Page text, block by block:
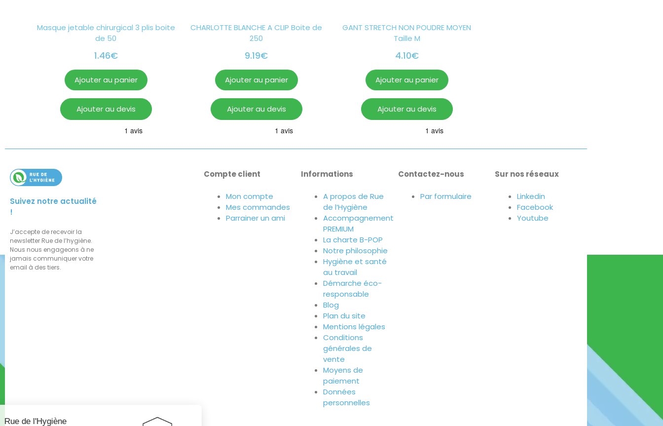
Masque jetable chirurgical 3 plis boite
de 50
1.46€
Ajouter au panier
Ajouter au devis
CHARLOTTE BLANCHE A CLIP Boite de
250
9.19€
Ajouter au panier
Ajouter au devis
GANT STRETCH NON POUDRE MOYEN
Taille M
4.10€
Ajouter au panier
Ajouter au devis
Suivez notre actualité
!
J’accepte de recevoir la
newsletter Rue de l’hygiène.
Nous nous engageons à ne
jamais communiquer votre
email à des tiers.
Compte client
Mon compte
Mes commandes
Parrainer un ami
Informations
A propos de Rue
de l’Hygiène
Accompagnement
PREMIUM
La charte B-POP
Notre philosophie
Hygiène et santé
au travail
Démarche éco-
responsable
Blog
Plan du site
Mentions légales
Conditions
générales de
vente
Moyens de
paiement
Données
personnelles
Contactez-nous
Par formulaire
Sur nos réseaux
Linkedin
Facebook
Youtube